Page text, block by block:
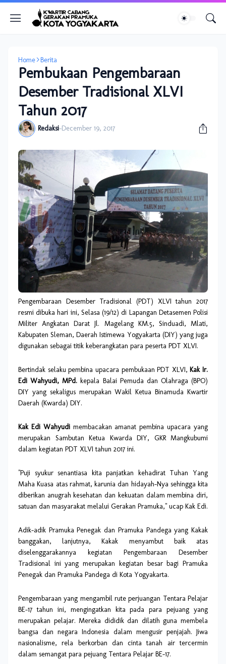
Home Berita
Pembukaan Pengembaraan
Desember Tradisional XLVI
Tahun 2017
Redaksi-December 19, 2017
Pengembaraan Desember Tradisional (PDT) XLVI tahun 2017
resmi dibuka hari ini, Selasa (19/12) di Lapangan Detasemen Polisi
Militer Angkatan Darat Jl. Magelang KM.5, Sinduadi, Mlati,
Kabupaten Sleman, Daerah Istimewa Yogyakarta (DIY) yang juga
digunakan sebagai titik keberangkatan para peserta PDT XLVI.
Bertindak selaku pembina upacara pembukaan PDT XLVI, Kak Ir.
Edi Wahyudi, MPd. kepala Balai Pemuda dan Olahraga (BPO)
DIY yang sekaligus merupakan Wakil Ketua Binamuda Kwartir
Daerah (Kwarda) DIY.
Kak Edi Wahyudimembacakan amanat pembina upacara yang
merupakan Sambutan Ketua Kwarda DIY, GKR Mangkubumi
dalam kegiatan PDT XLVI tahun 2017 ini.
"Puji syukur senantiasa kita panjatkan kehadirat Tuhan Yang
Maha Kuasa atas rahmat, karunia dan hidayah-Nya sehingga kita
diberikan anugrah kesehatan dan kekuatan dalam membina diri,
satuan dan masyarakat melalui Gerakan Pramuka," ucap Kak Edi.
Adik-adik Pramuka Penegak dan Pramuka Pandega yang Kakak
banggakan, lanjutnya, Kakak menyambut baik atas
diselenggarakannya kegiatan Pengembaraan Desember
Tradisional ini yang merupakan kegiatan besar bagi Pramuka
Penegak dan Pramuka Pandega di Kota Yogyakarta.
Pengembaraan yang mengambil rute perjuangan Tentara Pelajar
BE-17 tahun ini, mengingatkan kita pada para pejuang yang
merupakan pelajar. Mereka dididik dan dilatih guna membela
bangsa dan negara Indonesia dalam mengusir penjajah. Jiwa
nasionalisme, rela berkorban dan cinta tanah air tercermin
dalam semangat para pejuang Tentara Pelajar BE-17.